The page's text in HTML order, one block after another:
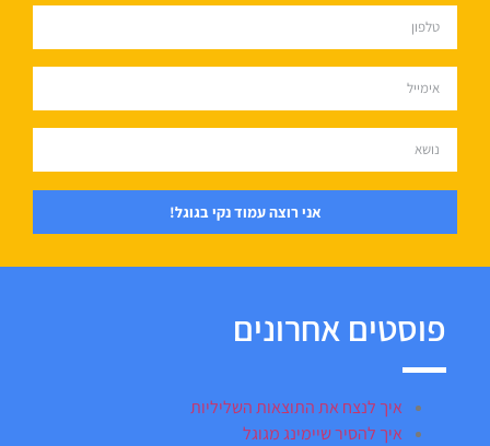
אני רוצה עמוד נקי בגוגל!
פוסטים אחרונים
איך לנצח את התוצאות השליליות
איך להסיר שיימינג מגוגל